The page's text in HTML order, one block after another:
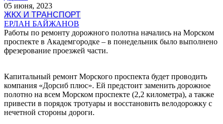
05 июня, 2023
ЖКХ И ТРАНСПОРТ
ЕРЛАН БАЙЖАНОВ
Работы по ремонту дорожного полотна начались на Морском
проспекте в Академгородке – в понедельник было выполнено
фрезерование проезжей части.
Капитальный ремонт Морского проспекта будет проводить
компания «Дорсиб плюс». Ей предстоит заменить дорожное
полотно на всем Морском проспекте (2,2 километра), а также
привести в порядок тротуары и восстановить велодорожку с
нечетной стороны дороги.